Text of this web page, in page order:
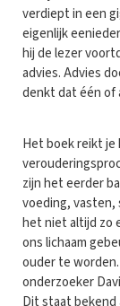
verdiept in een
eigenlijk
hij de lezer
advies. Advies
denkt dat één of
Het boek reikt je
zijn het eerder
voeding, vasten,
het niet altijd zo
ons lichaam
ouder te
onderzoeker
Dit staat bekend